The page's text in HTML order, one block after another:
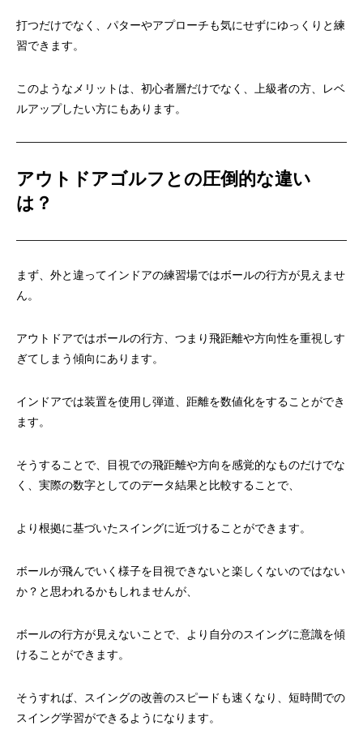
打つだけでなく、パターやアプローチも気にせずにゆっくりと練
習できます。
このようなメリットは、初心者層だけでなく、上級者の方、レベ
ルアップしたい方にもあります。
アウトドアゴルフとの圧倒的な違い
は？
まず、外と違ってインドアの練習場ではボールの行方が見えませ
ん。
アウトドアではボールの行方、つまり飛距離や方向性を重視しす
ぎてしまう傾向にあります。
インドアでは装置を使用し弾道、距離を数値化をすることができ
ます。
そうすることで、目視での飛距離や方向を感覚的なものだけでな
く、実際の数字としてのデータ結果と比較することで、
より根拠に基づいたスイングに近づけることができます。
ボールが飛んでいく様子を目視できないと楽しくないのではない
か？と思われるかもしれませんが、
ボールの行方が見えないことで、より自分のスイングに意識を傾
けることができます。
そうすれば、スイングの改善のスピードも速くなり、短時間での
スイング学習ができるようになります。